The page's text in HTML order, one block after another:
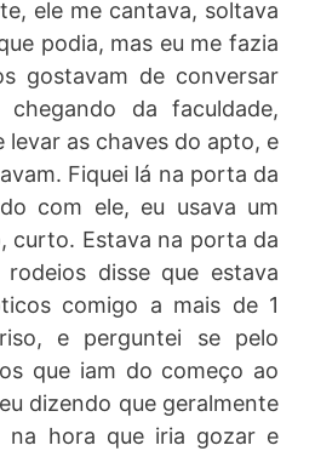
ele me cantava, soltava
podia, mas eu me fazia
gostavam de conversar
da faculdade,
levar as chaves do apto, e
Fiquei lá na porta da
com ele, eu usava um
curto. Estava na porta da
disse que estava
comigo a mais de 1
e perguntei se pelo
que iam do começo ao
dizendo que geralmente
na hora que iria gozar e